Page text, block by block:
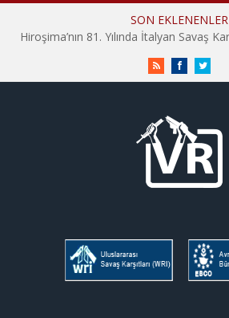
SON EKLENENLER
RSS FacebookTwitter